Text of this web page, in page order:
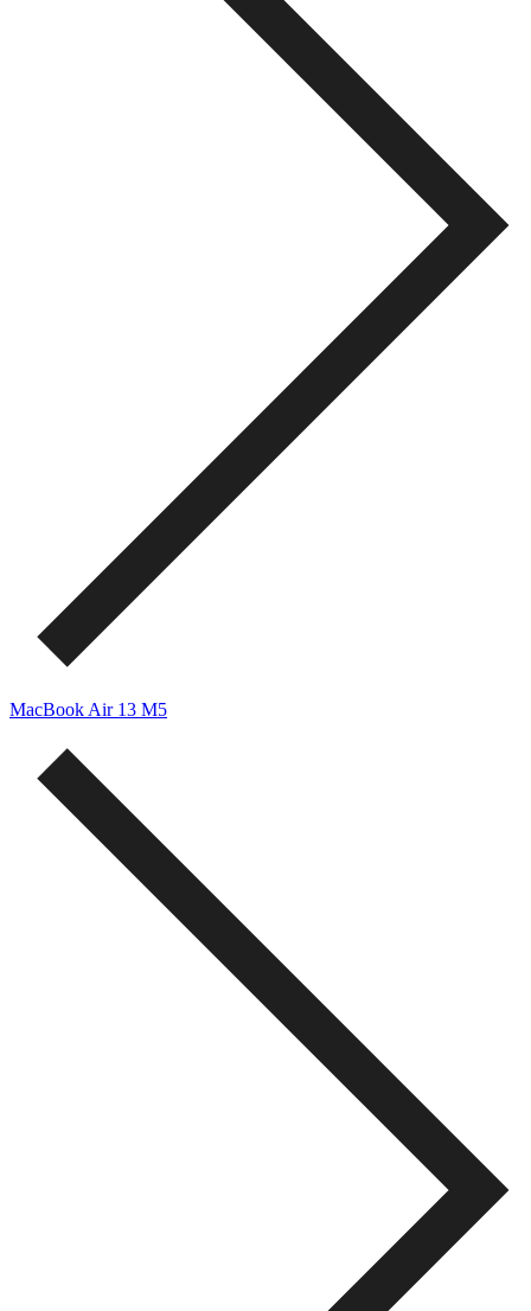
MacBook Air 13 M5